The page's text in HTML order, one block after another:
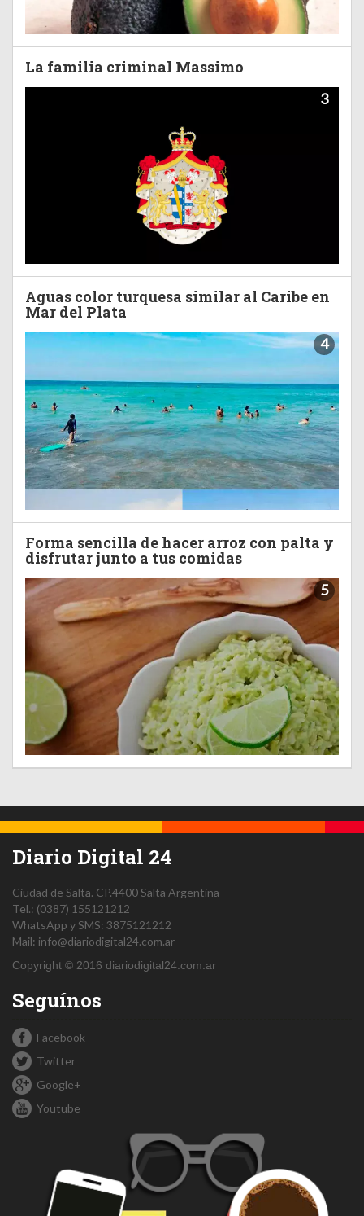
La familia criminal Massimo
3
Aguas color turquesa similar al Caribe en
Mar del Plata
4
Forma sencilla de hacer arroz con palta y
disfrutar junto a tus comidas
5
Diario Digital 24
Ciudad de Salta. CP.4400Salta Argentina
Tel.: (0387) 155121212
WhatsApp y SMS: 3875121212
Mail: info@diariodigital24.com.ar
Copyright © 2016 diariodigital24.com.ar
Seguínos
Facebook
Twitter
Google+
Youtube